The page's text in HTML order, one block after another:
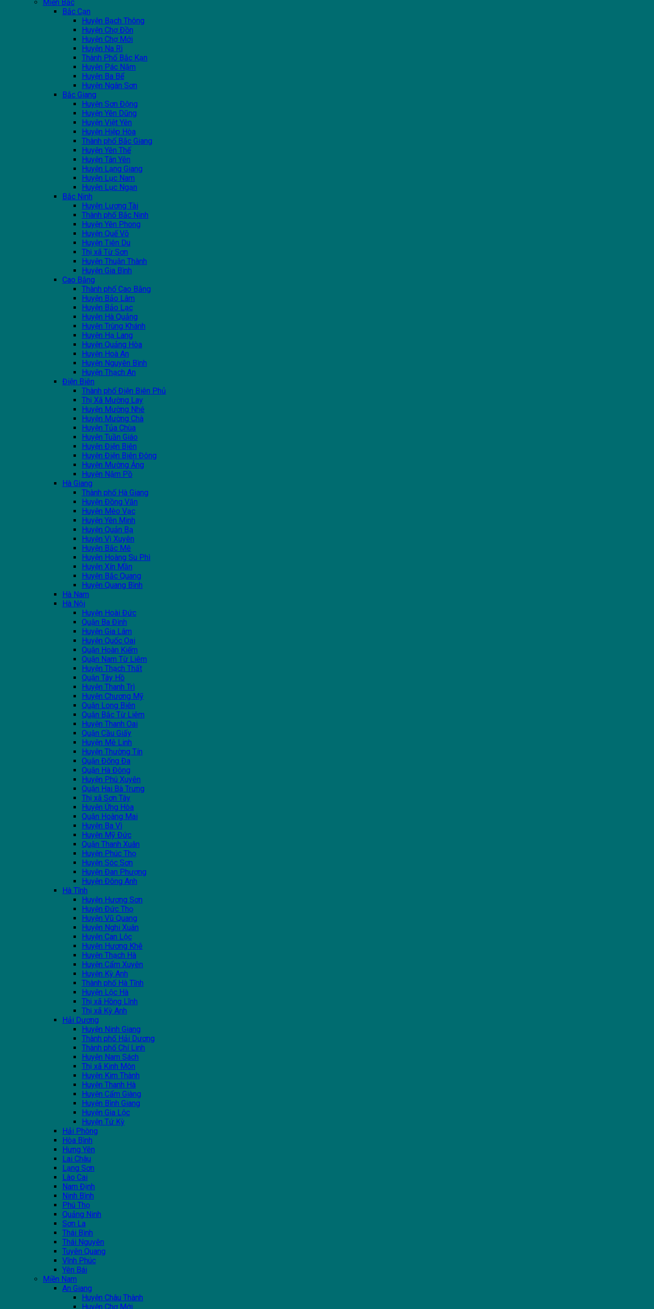
Miền Bắc
Bắc Cạn
Huyện Bạch Thông
Huyện Chợ Đồn
Huyện Chợ Mới
Huyện Na Rì
Thành Phố Bắc Kạn
Huyện Pác Nặm
Huyện Ba Bể
Huyện Ngân Sơn
Bắc Giang
Huyện Sơn Động
Huyện Yên Dũng
Huyện Việt Yên
Huyện Hiệp Hòa
Thành phố Bắc Giang
Huyện Yên Thế
Huyện Tân Yên
Huyện Lạng Giang
Huyện Lục Nam
Huyện Lục Ngạn
Bắc Ninh
Huyện Lương Tài
Thành phố Bắc Ninh
Huyện Yên Phong
Huyện Quế Võ
Huyện Tiên Du
Thị xã Từ Sơn
Huyện Thuận Thành
Huyện Gia Bình
Cao Bằng
Thành phố Cao Bằng
Huyện Bảo Lâm
Huyện Bảo Lạc
Huyện Hà Quảng
Huyện Trùng Khánh
Huyện Hạ Lang
Huyện Quảng Hòa
Huyện Hoà An
Huyện Nguyên Bình
Huyện Thạch An
Điện Biên
Thành phố Điện Biên Phủ
Thị Xã Mường Lay
Huyện Mường Nhé
Huyện Mường Chà
Huyện Tủa Chùa
Huyện Tuần Giáo
Huyện Điện Biên
Huyện Điện Biên Đông
Huyện Mường Ảng
Huyện Nậm Pồ
Hà Giang
Thành phố Hà Giang
Huyện Đồng Văn
Huyện Mèo Vạc
Huyện Yên Minh
Huyện Quản Bạ
Huyện Vị Xuyên
Huyện Bắc Mê
Huyện Hoàng Su Phì
Huyện Xín Mần
Huyện Bắc Quang
Huyện Quang Bình
Hà Nam
Hà Nội
Huyện Hoài Đức
Quận Ba Đình
Huyện Gia Lâm
Huyện Quốc Oai
Quận Hoàn Kiếm
Quận Nam Từ Liêm
Huyện Thạch Thất
Quận Tây Hồ
Huyện Thanh Trì
Huyện Chương Mỹ
Quận Long Biên
Quận Bắc Từ Liêm
Huyện Thanh Oai
Quận Cầu Giấy
Huyện Mê Linh
Huyện Thường Tín
Quận Đống Đa
Quận Hà Đông
Huyện Phú Xuyên
Quận Hai Bà Trưng
Thị xã Sơn Tây
Huyện Ứng Hòa
Quận Hoàng Mai
Huyện Ba Vì
Huyện Mỹ Đức
Quận Thanh Xuân
Huyện Phúc Thọ
Huyện Sóc Sơn
Huyện Đan Phượng
Huyện Đông Anh
Hà Tĩnh
Huyện Hương Sơn
Huyện Đức Thọ
Huyện Vũ Quang
Huyện Nghi Xuân
Huyện Can Lộc
Huyện Hương Khê
Huyện Thạch Hà
Huyện Cẩm Xuyên
Huyện Kỳ Anh
Thành phố Hà Tĩnh
Huyện Lộc Hà
Thị xã Hồng Lĩnh
Thị xã Kỳ Anh
Hải Dương
Huyện Ninh Giang
Thành phố Hải Dương
Thành phố Chí Linh
Huyện Nam Sách
Thị xã Kinh Môn
Huyện Kim Thành
Huyện Thanh Hà
Huyện Cẩm Giàng
Huyện Bình Giang
Huyện Gia Lộc
Huyện Tứ Kỳ
Hải Phòng
Hòa Bình
Hưng Yên
Lai Châu
Lạng Sơn
Lào Cai
Nam Định
Ninh Bình
Phú Thọ
Quảng Ninh
Sơn La
Thái Bình
Thái Nguyên
Tuyên Quang
Vĩnh Phúc
Yên Bái
Miền Nam
An Giang
Huyện Châu Thành
Huyện Chợ Mới